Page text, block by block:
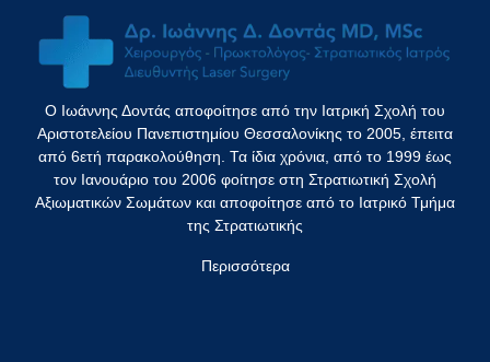
Ο Ιωάννης Δοντάς αποφοίτησε από την Ιατρική Σχολή του
Αριστοτελείου Πανεπιστημίου Θεσσαλονίκης το 2005, έπειτα
από 6ετή παρακολούθηση. Τα ίδια χρόνια, από το 1999 έως
τον Ιανουάριο του 2006 φοίτησε στη Στρατιωτική Σχολή
Αξιωματικών Σωμάτων και αποφοίτησε από το Ιατρικό Τμήμα
της Στρατιωτικής
Περισσότερα